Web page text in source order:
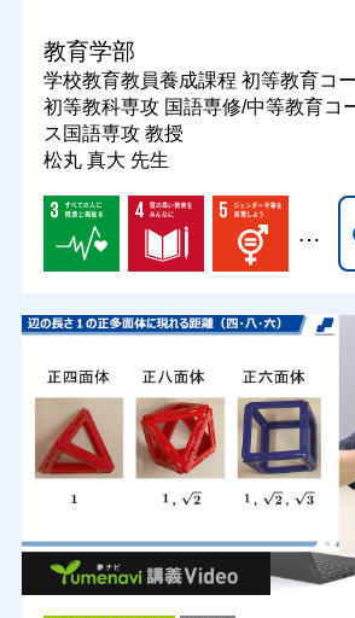
教育学部
学校教育教員養成課程 初等教育コ
初等教科専攻 国語専修/中等教育コ
ス国語専攻 教授
松丸 真大 先生
…